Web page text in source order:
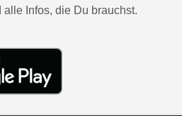
Infos, die Du brauchst.